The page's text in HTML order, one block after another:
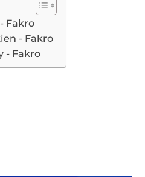
Fakro
- Fakro
- Fakro